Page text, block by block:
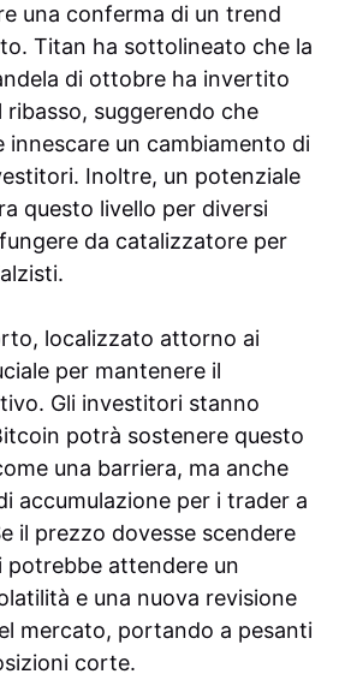
una conferma di un trend
Titan ha sottolineato che la
di ottobre ha invertito
ribasso, suggerendo che
innescare un cambiamento di
Inoltre, un potenziale
questo livello per diversi
da catalizzatore per
localizzato attorno ai
per mantenere il
Gli investitori stanno
potrà sostenere questo
una barriera, ma anche
accumulazione per i trader a
il prezzo dovesse scendere
potrebbe attendere un
e una nuova revisione
mercato, portando a pesanti
corte.